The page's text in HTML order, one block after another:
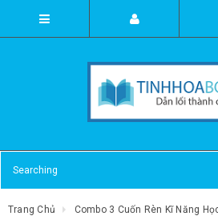
Trang Chủ
Combo 3 Cuốn Rèn Kĩ Năng